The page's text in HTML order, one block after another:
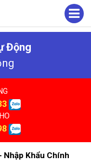
Động
Nhập Khẩu Chính